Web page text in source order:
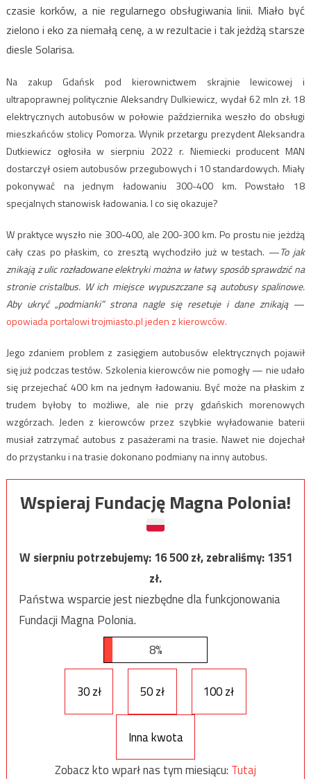
czasie korków, a nie regularnego obsługiwania linii. Miało być
zielono i eko za niemałą cenę, a w rezultacie i tak jeżdżą starsze
diesle Solarisa.
Na zakup Gdańsk pod kierownictwem skrajnie lewicowej i
ultrapoprawnej politycznie Aleksandry Dulkiewicz, wydał 62 mln zł. 18
elektrycznych autobusów w połowie października weszło do obsługi
mieszkańców stolicy Pomorza. Wynik przetargu prezydent Aleksandra
Dutkiewicz ogłosiła w sierpniu 2022 r. Niemiecki producent MAN
dostarczył osiem autobusów przegubowych i 10 standardowych. Miały
pokonywać na jednym ładowaniu 300-400 km. Powstało 18
specjalnych stanowisk ładowania. I co się okazuje?
W praktyce wyszło nie 300-400, ale 200-300 km. Po prostu nie jeżdżą
cały czas po płaskim, co zresztą wychodziło już w testach. —To jak
znikają z ulic rozładowane elektryki można w łatwy sposób sprawdzić na
stronie cristalbus. W ich miejsce wypuszczane są autobusy spalinowe.
Aby ukryć „podmianki” strona nagle się resetuje i dane znikają—
opowiada portalowi trojmiasto.pl jeden z kierowców.
Jego zdaniem problem z zasięgiem autobusów elektrycznych pojawił
się już podczas testów. Szkolenia kierowców nie pomogły — nie udało
się przejechać 400 km na jednym ładowaniu. Być może na płaskim z
trudem byłoby to możliwe, ale nie przy gdańskich morenowych
wzgórzach. Jeden z kierowców przez szybkie wyładowanie baterii
musiał zatrzymać autobus z pasażerami na trasie. Nawet nie dojechał
do przystanku i na trasie dokonano podmiany na inny autobus.
Wspieraj Fundację Magna Polonia!
W sierpniu potrzebujemy:16 500zł, zebraliśmy:1351
zł.
Państwa wsparcie jest niezbędne dla funkcjonowania
Fundacji Magna Polonia.
8%
30 zł 50 zł 100 zł
Inna kwota
Zobacz kto wparł nas tym miesiącu: Tutaj